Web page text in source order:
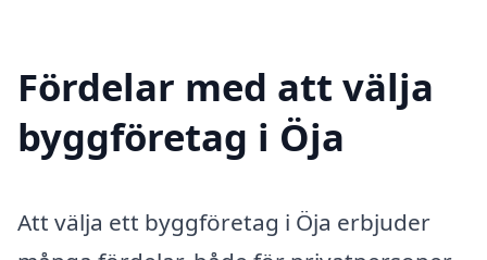
Fördelar med att välja
byggföretag i Öja
Att välja ett byggföretag i Öja erbjuder